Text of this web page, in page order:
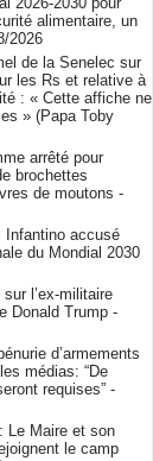
alimentaire, un
2026
de la Senelec sur
les Rs et relative à
: « Cette affiche ne
» (Papa Toby
arrêté pour
brochettes
de moutons -
Infantino accusé
du Mondial 2030
l’ex-militaire
Donald Trump -
d’armements
médias: “De
requises” -
Le Maire et son
le camp